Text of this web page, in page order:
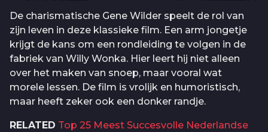
De charismatische Gene Wilder speelt de rol van
zijn leven in deze klassieke film. Een arm jongetje
krijgt de kans om een rondleiding te volgen in de
fabriek van Willy Wonka. Hier leert hij niet alleen
over het maken van snoep, maar vooral wat
morele lessen. De film is vrolijk en humoristisch,
maar heeft zeker ook een donker randje.
RELATED Top 25 Meest Succesvolle Nederlandse